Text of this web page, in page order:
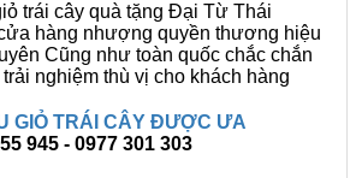
trái cây quà tặng Đại Từ Thái
hàng nhượng quyền thương hiệu
Cũng như toàn quốc chắc chắn
nghiệm thù vị cho khách hàng
GIỎ TRÁI CÂY ĐƯỢC ƯA
945 - 0977 301 303